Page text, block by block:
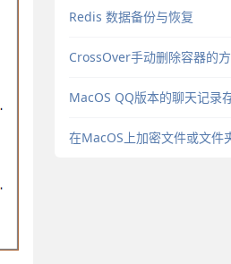
Redis 数据备份与恢复
CrossOver手动删除容器的
MacOS QQ版本的聊天记录
在MacOS上加密文件或文件